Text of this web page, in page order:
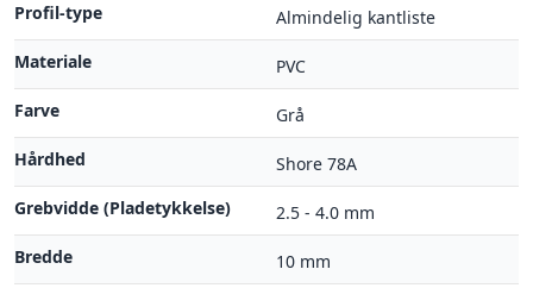
Profil-type
Almindelig kantliste
Materiale
PVC
Farve
Grå
Hårdhed
Shore 78A
Grebvidde (Pladetykkelse)
2.5 - 4.0 mm
Bredde
10 mm